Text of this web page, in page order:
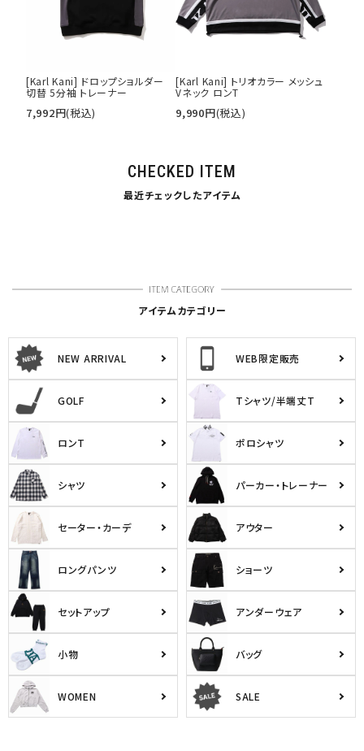
[Karl Kani] ドロップショルダー
切替 5分袖 トレーナー
7,992円(税込)
[Karl Kani] トリオカラー メッシュ
Vネック ロンT
9,990円(税込)
CHECKED ITEM
最近チェックしたアイテム
アイテムカテゴリー
NEW ARRIVAL WEB限定販売
GOLF Tシャツ/半端丈T
ロンT ポロシャツ
シャツ パーカー・トレーナー
セーター・カーデ アウター
ロングパンツ ショーツ
セットアップ アンダーウェア
小物 バッグ
WOMEN SALE